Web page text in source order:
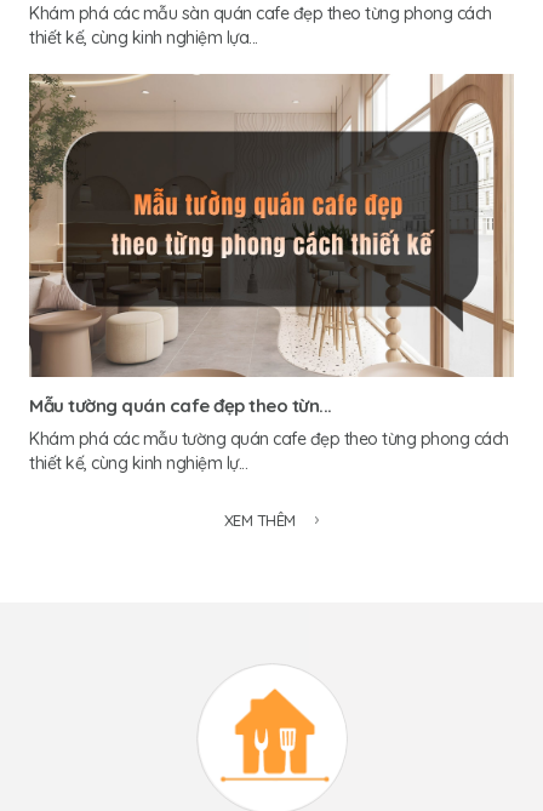
Khám phá các mẫu sàn quán cafe đẹp theo từng phong cách
thiết kế, cùng kinh nghiệm lựa...
Mẫu tường quán cafe đẹp theo từn...
Khám phá các mẫu tường quán cafe đẹp theo từng phong cách
thiết kế, cùng kinh nghiệm lự...
XEM THÊM